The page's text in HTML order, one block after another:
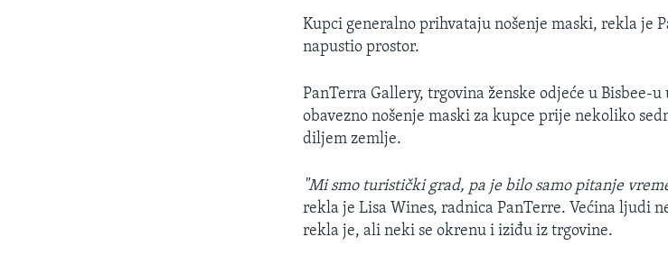
Kupci generalno prihvataju nošenje maski, rekla je
napustio prostor.
PanTerra Gallery, trgovina ženske odjeće u Bisbee-
obavezno nošenje maski za kupce prije nekoliko
diljem zemlje.
"Mi smo turistički grad, pa je bilo samo pitanje
rekla je Lisa Wines, radnica PanTerre. Većina ljudi
rekla je, ali neki se okrenu i iziđu iz trgovine.